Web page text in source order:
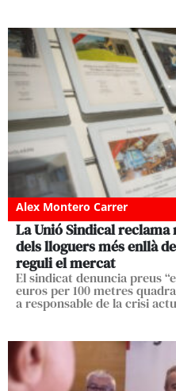
Alex Montero Carrer
La Unió Sindical
dels lloguers més enllà
reguli el mercat
El sindicat denuncia preus
euros per 100 metres
a responsable de la crisi